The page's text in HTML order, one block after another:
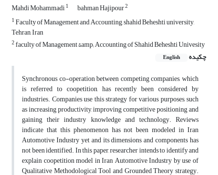
Mahdi Mohammadi1 bahman Hajipour2
1Faculty of Management and Accounting, shahid Beheshti university,
Tehran, Iran
2faculty of Management &amp; Accounting of Shahid Beheshti Univesity
چکیده
English
Synchronous co-operation between competing companies, which
is referred to coopetition, has recently been considered by
industries. Companies use this strategy for various purposes, such
as increasing productivity, improving competitive positioning and
gaining their industry knowledge and technology. Reviews
indicate that this phenomenon has not been modeled in Iran
Automotive Industry yet and its dimensions and components has
not been identified. In this paper, researcher intends to identify and
explain coopetition model in Iran Automotive Industry by use of
Qualitative Methodological Tool and Grounded Theory strategy.